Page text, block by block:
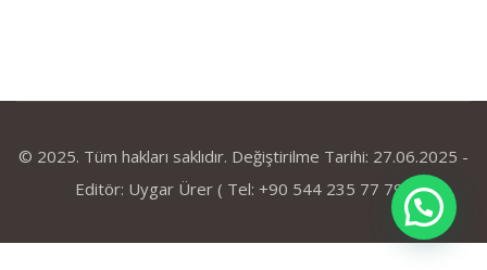
© 2025. Tüm hakları saklıdır. Değiştirilme Tarihi: 27.06.2025 -
Editör: Uygar Ürer ( Tel: +90 544 235 77 79 )